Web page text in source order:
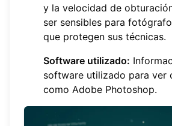
y la velocidad de
ser sensibles para
que protegen sus técnicas.
Software utilizado:
software utilizado para ver
como Adobe Photoshop.